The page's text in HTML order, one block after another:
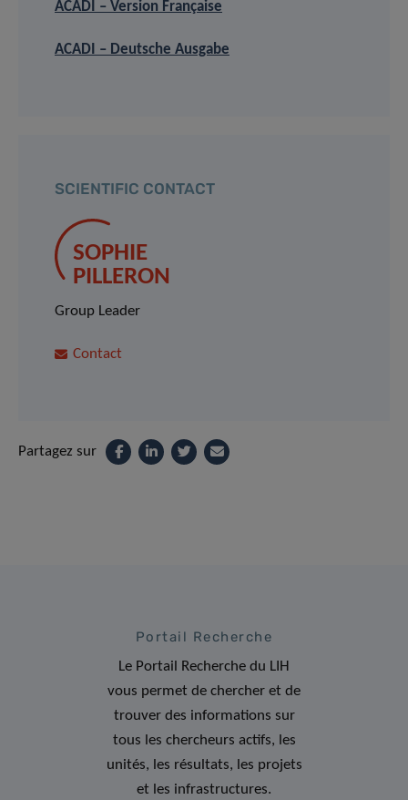
ACADI – Version Française
ACADI – Deutsche Ausgabe
SCIENTIFIC CONTACT
SOPHIE
PILLERON
Group Leader
Contact
Partagez sur
Portail Recherche
Le Portail Recherche du LIH
vous permet de chercher et de
trouver des informations sur
tous les chercheurs actifs, les
unités, les résultats, les projets
et les infrastructures.